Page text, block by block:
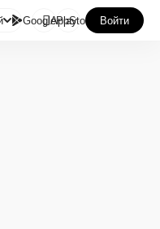
GooglePlay
AppStore Войти